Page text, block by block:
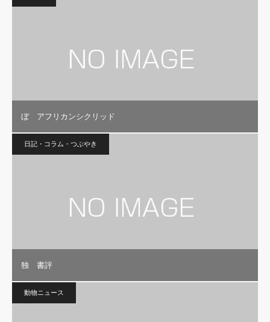
ぼ アフリカンシクリッド
日記・コラム・つぶやき
独 書評
動物ニュース